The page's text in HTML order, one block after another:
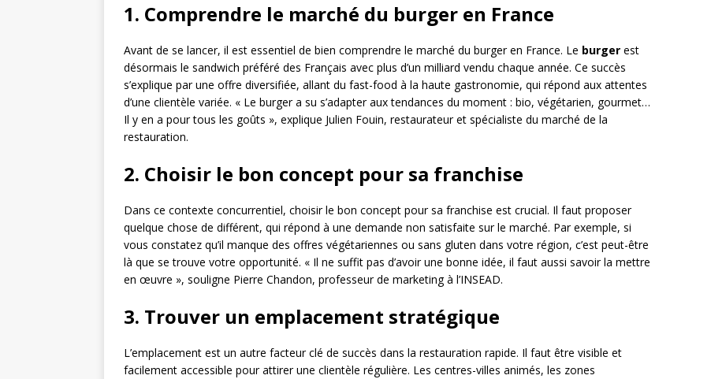
1. Comprendre le marché du burger en France
Avant de se lancer, il est essentiel de bien comprendre le marché du burger en France. Le burger est
désormais le sandwich préféré des Français avec plus d’un milliard vendu chaque année. Ce succès
s’explique par une offre diversifiée, allant du fast-food à la haute gastronomie, qui répond aux attentes
d’une clientèle variée. « Le burger a su s’adapter aux tendances du moment : bio, végétarien, gourmet…
Il y en a pour tous les goûts », explique Julien Fouin, restaurateur et spécialiste du marché de la
restauration.
2. Choisir le bon concept pour sa franchise
Dans ce contexte concurrentiel, choisir le bon concept pour sa franchise est crucial. Il faut proposer
quelque chose de différent, qui répond à une demande non satisfaite sur le marché. Par exemple, si
vous constatez qu’il manque des offres végétariennes ou sans gluten dans votre région, c’est peut-être
là que se trouve votre opportunité. « Il ne suffit pas d’avoir une bonne idée, il faut aussi savoir la mettre
en œuvre », souligne Pierre Chandon, professeur de marketing à l’INSEAD.
3. Trouver un emplacement stratégique
L’emplacement est un autre facteur clé de succès dans la restauration rapide. Il faut être visible et
facilement accessible pour attirer une clientèle régulière. Les centres-villes animés, les zones